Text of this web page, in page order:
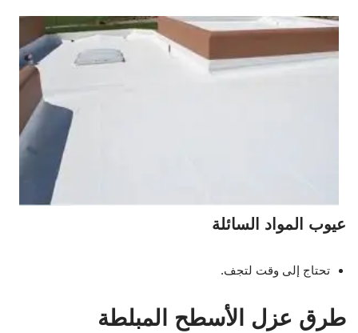
عيوب المواد السائلة
تحتاج إلى وقت لتجف.
طرق عزل الأسطح المبلطة